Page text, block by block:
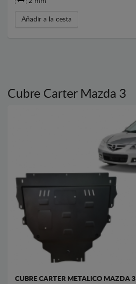
Añadir a la cesta
Cubre Carter Mazda 3
CUBRE CARTER METALICO MAZDA 3